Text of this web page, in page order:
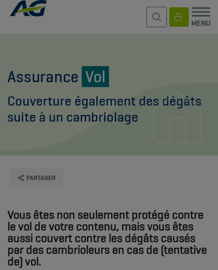
Assurance Vol
Couverture également des dégâts
suite à un cambriolage
PARTAGER
Vous êtes non seulement protégé contre
le vol de votre contenu, mais vous êtes
aussi couvert contre les dégâts causés
par des cambrioleurs en cas de (tentative
de) vol.